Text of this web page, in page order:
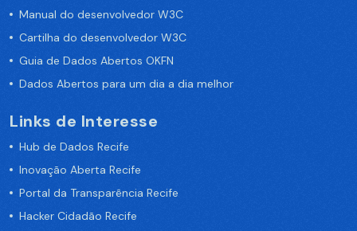
Manual do desenvolvedor W3C
Cartilha do desenvolvedor W3C
Guia de Dados Abertos OKFN
Dados Abertos para um dia a dia melhor
Links de Interesse
Hub de Dados Recife
Inovação Aberta Recife
Portal da Transparência Recife
Hacker Cidadão Recife